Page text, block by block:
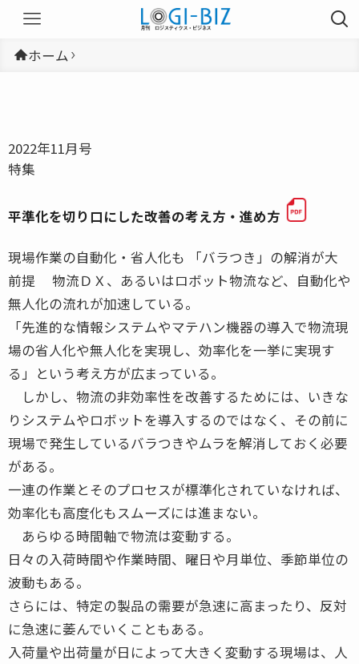
ホーム
2022年11月号
特集
平準化を切り口にした改善の考え方・進め方
現場作業の自動化・省人化も 「バラつき」の解消が大
前提 物流ＤＸ、あるいはロボット物流など、自動化や
無人化の流れが加速している。
「先進的な情報システムやマテハン機器の導入で物流現
場の省人化や無人化を実現し、効率化を一挙に実現す
る」という考え方が広まっている。
しかし、物流の非効率性を改善するためには、いきな
りシステムやロボットを導入するのではなく、その前に
現場で発生しているバラつきやムラを解消しておく必要
がある。
一連の作業とそのプロセスが標準化されていなければ、
効率化も高度化もスムーズには進まない。
あらゆる時間軸で物流は変動する。
日々の入荷時間や作業時間、曜日や月単位、季節単位の
波動もある。
さらには、特定の製品の需要が急速に高まったり、反対
に急速に萎んでいくこともある。
入荷量や出荷量が日によって大きく変動する現場は、人